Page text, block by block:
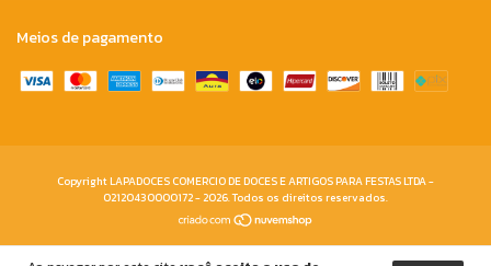
Meios de pagamento
Copyright LAPADOCES COMERCIO DE DOCES E ARTIGOS PARA FESTAS LTDA -
02120430000172 - 2026. Todos os direitos reservados.